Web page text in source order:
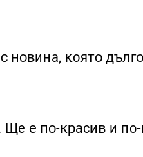
която
е по-красив и по-